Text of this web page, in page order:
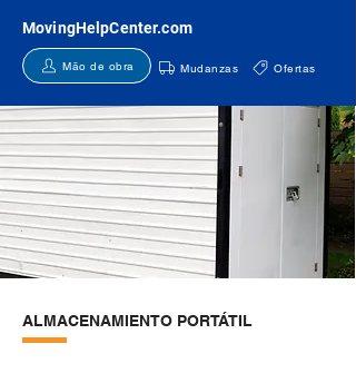
MovingHelpCenter.com
Mão de obra Mudanzas Ofertas
ALMACENAMIENTO PORTÁTIL